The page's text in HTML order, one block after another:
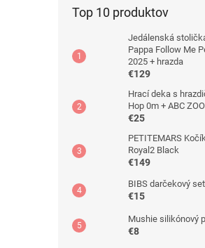
Top 10 produktov
Jedálenská
Pappa Follow Me
2025 + hrazda
€129
Hrací deka s
Hop 0m + ABC ZOO
€25
PETITEMARS
Royal2 Black
€149
BIBS darčekový
€15
Mushie silikónový
€8